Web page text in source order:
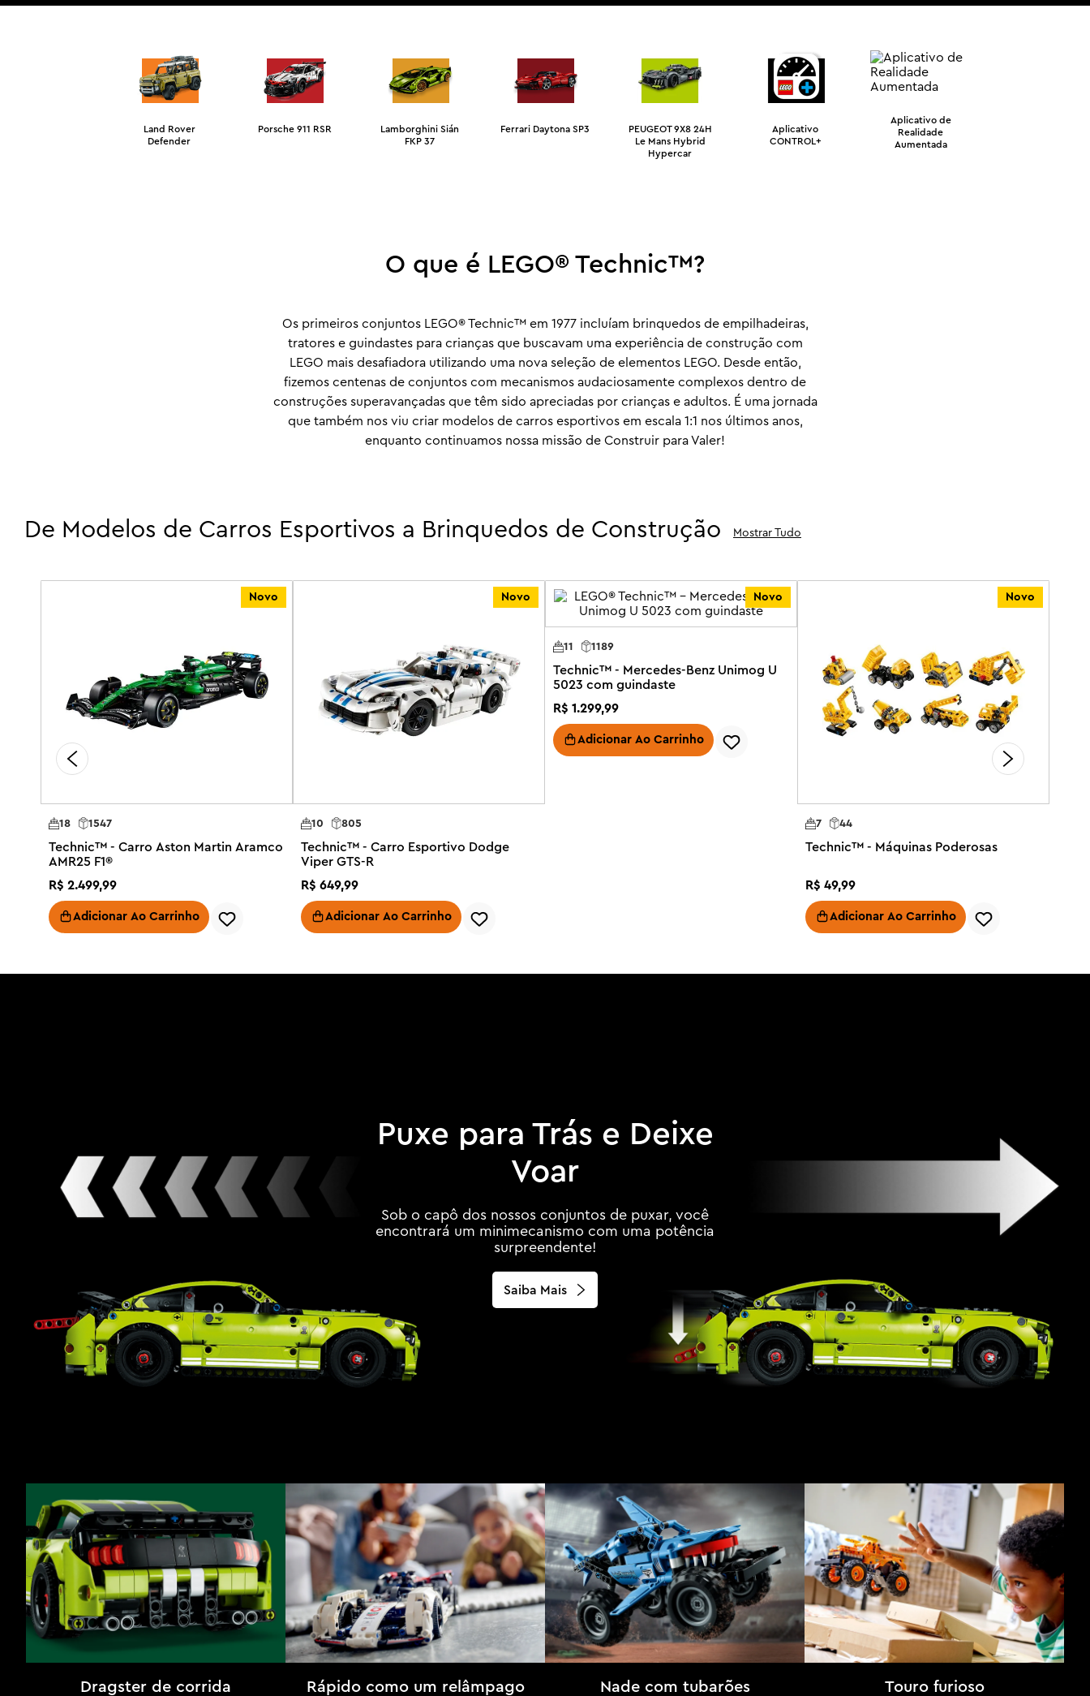
Land Rover
Defender
Porsche 911 RSR
Lamborghini Sián
FKP 37
Ferrari Daytona SP3
PEUGEOT 9X8 24H
Le Mans Hybrid
Hypercar
Aplicativo
CONTROL+
Aplicativo de
Realidade
Aumentada
O que é LEGO® Technic™?
Os primeiros conjuntos LEGO® Technic™ em 1977 incluíam brinquedos de empilhadeiras,
tratores e guindastes para crianças que buscavam uma experiência de construção com
LEGO mais desafiadora utilizando uma nova seleção de elementos LEGO. Desde então,
fizemos centenas de conjuntos com mecanismos audaciosamente complexos dentro de
construções superavançadas que têm sido apreciadas por crianças e adultos. É uma jornada
que também nos viu criar modelos de carros esportivos em escala 1:1 nos últimos anos,
enquanto continuamos nossa missão de Construir para Valer!
De Modelos de Carros Esportivos a Brinquedos de Construção Mostrar Tudo
Novo
18 1547
Technic™ - Carro Aston Martin Aramco
AMR25 F1®
R$ 2.499,99
Adicionar Ao Carrinho
Novo
805
10
Technic™ - Carro Esportivo Dodge
Viper GTS-R
R$ 649,99
Adicionar Ao Carrinho
Novo
1189
11
Technic™ - Mercedes-Benz Unimog U
5023 com guindaste
R$ 1.299,99
Adicionar Ao Carrinho
Novo
7 44
Technic™ - Máquinas Poderosas
R$ 49,99
Adicionar Ao Carrinho
Puxe para Trás e Deixe
Voar
Sob o capô dos nossos conjuntos de puxar, você
encontrará um minimecanismo com uma potência
surpreendente!
Saiba Mais
Dragster de corrida Rápido como um relâmpago Nade com tubarões Touro furioso